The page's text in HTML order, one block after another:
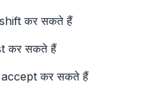
कर सकते हैं
कर सकते हैं
कर सकते हैं